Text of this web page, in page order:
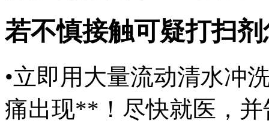
若不慎接触可疑打扫
•立即用大量流动清水冲
痛出现**！尽快就医，并